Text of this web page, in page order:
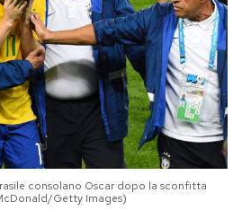
consolano Oscar dopo la sconfitta
Getty Images)